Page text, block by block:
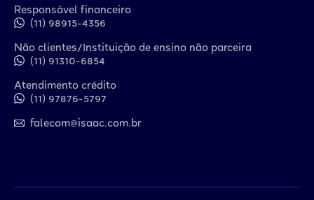
Responsável financeiro
(11) 98915-4356
Não clientes/Instituição de ensino não parceira
(11) 91310-6854
Atendimento crédito
(11) 97876-5797
falecom@isaac.com.br